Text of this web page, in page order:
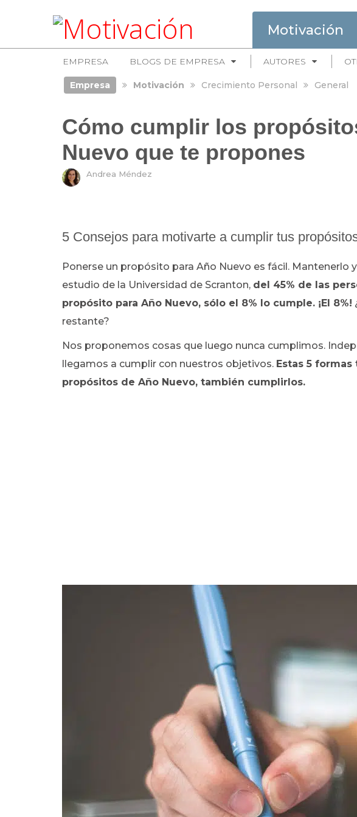
Motivación
EMPRESA BLOGS DE EMPRESA AUTORES
Empresa Motivación Crecimiento Personal General
Cómo cumplir los
Nuevo que te propones
Andrea Méndez
5 Consejos para motivarte a cumplir tus
Ponerse un propósito para Año Nuevo es fácil. Mantenerlo
estudio de la Universidad de Scranton, del 45% de las
propósito para Año Nuevo, sólo el 8% lo cumple. ¡El 8%!
restante?
Nos proponemos cosas que luego nunca cumplimos.
llegamos a cumplir con nuestros objetivos. Estas 5
propósitos de Año Nuevo, también cumplirlos.